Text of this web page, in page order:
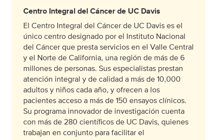
Centro Integral del Cáncer de UC Davis
El Centro Integral del Cáncer de UC Davis es el
único centro designado por el Instituto Nacional
del Cáncer que presta servicios en el Valle Central
y el Norte de California, una región de más de 6
millones de personas. Sus especialistas prestan
atención integral y de calidad a más de 10,000
adultos y niños cada año, y ofrecen a los
pacientes acceso a más de 150 ensayos clínicos.
Su programa innovador de investigación cuenta
con más de 280 científicos de UC Davis, quienes
trabajan en conjunto para facilitar el